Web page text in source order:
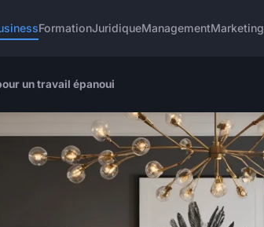
FormationJuridiqueManagementMarketing
un travail épanoui